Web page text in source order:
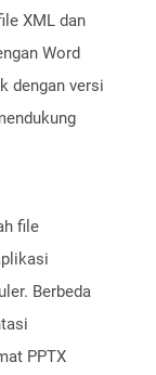
XML dan
Word
dengan versi
file
Berbeda
PPTX